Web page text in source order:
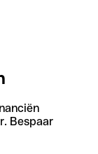
Bespaar